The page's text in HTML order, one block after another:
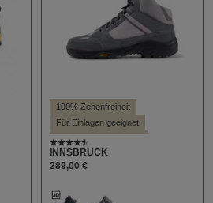
100% Zehenfreiheit
Für Einlagen geeignet
Hallux valgus geeignet
Hohe Dämpfung
Durchschnittliche
INNSBRUCK
289,00 €
Farbe auswählen